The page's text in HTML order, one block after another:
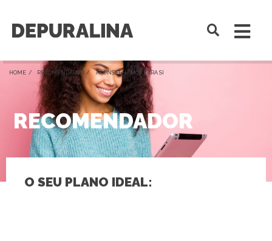
HOME / RECOMENDADOR / ACONSELHAMOS PARA SI
RECOMENDADOR
O SEU PLANO IDEAL: